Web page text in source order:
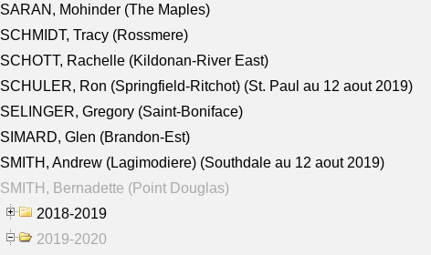
SARAN, Mohinder (The Maples)
SCHMIDT, Tracy (Rossmere)
SCHOTT, Rachelle (Kildonan-River East)
SCHULER, Ron (Springfield-Ritchot) (St. Paul au 12 aout 2019)
SELINGER, Gregory (Saint-Boniface)
SIMARD, Glen (Brandon-Est)
SMITH, Andrew (Lagimodiere) (Southdale au 12 aout 2019)
SMITH, Bernadette (Point Douglas)
2018-2019
2019-2020